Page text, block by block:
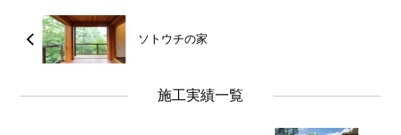
ソトウチの家
施工実績一覧